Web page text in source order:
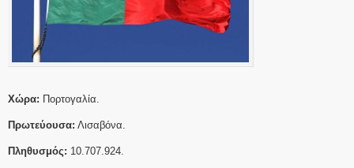
Χώρα: Πορτογαλία.
Πρωτεύουσα: Λισαβόνα.
Πληθυσμός: 10.707.924.